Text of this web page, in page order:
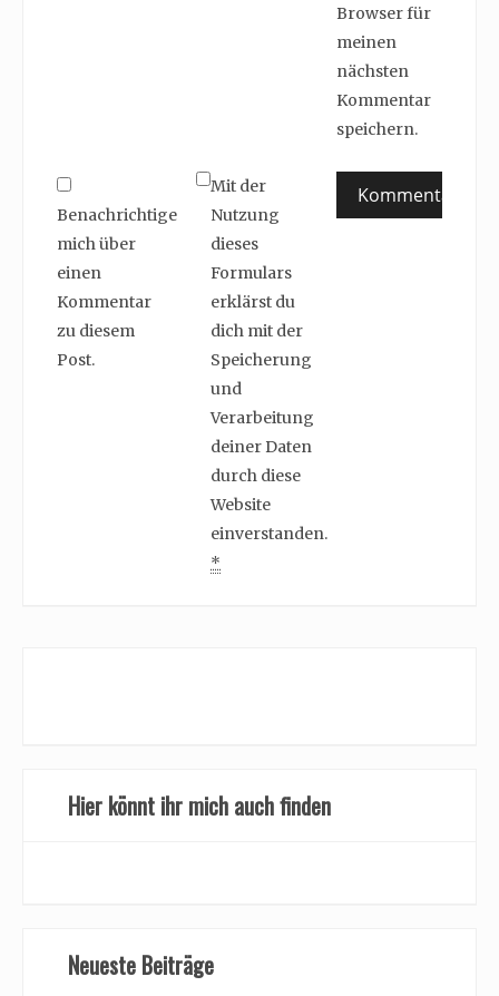
Browser für
meinen
nächsten
Kommentar
speichern.
Benachrichtige
mich über
einen
Kommentar
zu diesem
Post.
Mit der
Nutzung
dieses
Formulars
erklärst du
dich mit der
Speicherung
und
Verarbeitung
deiner Daten
durch diese
Website
einverstanden.
*
Hier könnt ihr mich auch finden
Neueste Beiträge